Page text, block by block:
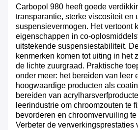
Carbopol 980 heeft goede
transparantie, sterke viscositeit en
suspensievermogen. Het vertoont
eigenschappen in co-
uitstekende suspensiestabiliteit.
kenmerken komen tot uiting in het
de lichte zuurgraad. Praktische
onder meer: ​​het bereiden van leer
hoogwaardige producten als
bereiden van
leerindustrie om chroomzouten te
bevorderen en chroomvervuiling
Verbeter de verwerkingsprestaties